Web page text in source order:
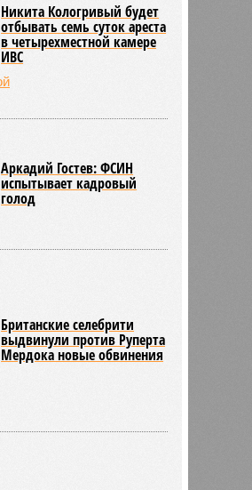
Никита Кологривый будет
отбывать семь суток ареста
в четырехместной камере
ИВС
Аркадий Гостев: ФСИН
испытывает кадровый
голод
Британские селебрити
выдвинули против Руперта
Мердока новые обвинения